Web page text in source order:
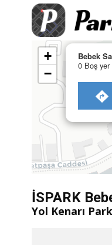
Bebek
0 Boş
+
−
İSPARK
Yol Kenarı Park